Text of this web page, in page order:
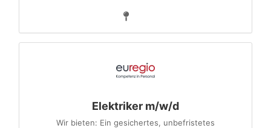
Elektriker m/w/d
Wir bieten: Ein gesichertes, unbefristetes